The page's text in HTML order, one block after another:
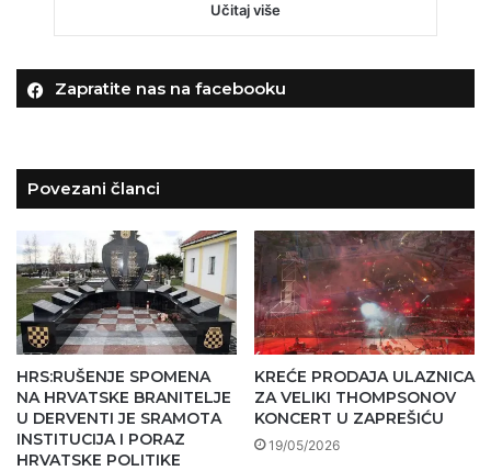
Učitaj više
Zapratite nas na facebooku
Povezani članci
HRS:RUŠENJE SPOMENA
NA HRVATSKE BRANITELJE
U DERVENTI JE SRAMOTA
INSTITUCIJA I PORAZ
HRVATSKE POLITIKE
KREĆE PRODAJA ULAZNICA
ZA VELIKI THOMPSONOV
KONCERT U ZAPREŠIĆU
19/05/2026